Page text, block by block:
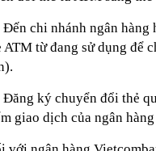
Đến chi nhánh ngân hàng
ATM từ đang sử dụng để
Đăng ký chuyển đổi thẻ
giao dịch của ngân